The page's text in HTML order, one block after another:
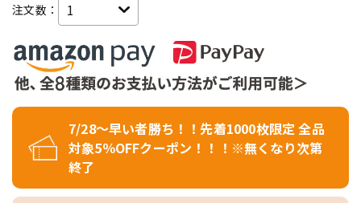
注文数：
7/28～早い者勝ち！！先着1000枚限定 全品
対象5％OFFクーポン！！！※無くなり次第
終了